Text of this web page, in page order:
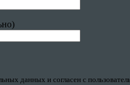
данных и согласен с